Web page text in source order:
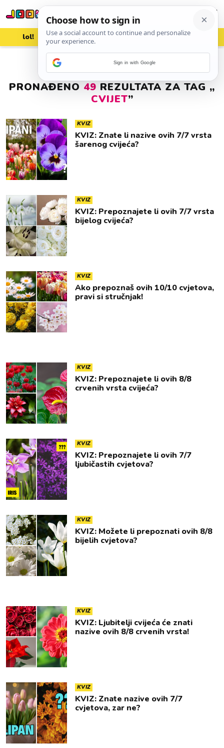
lol! aww vrh! woot?!
PRONAĐENO 49 REZULTATA ZA TAG „
CVIJET”
KVIZ
KVIZ: Znate li nazive ovih 7/7 vrsta
šarenog cvijeća?
KVIZ
⁠KVIZ: Prepoznajete li ovih 7/7 vrsta
bijelog cvijeća?
KVIZ
Ako prepoznaš ovih 10/10 cvjetova,
pravi si stručnjak!
KVIZ
KVIZ: Prepoznajete li ovih 8/8
crvenih vrsta cvijeća?
KVIZ
KVIZ: Prepoznajete li ovih 7/7
ljubičastih cvjetova?
KVIZ
KVIZ: Možete li prepoznati ovih 8/8
bijelih cvjetova?
KVIZ
KVIZ: Ljubitelji cvijeća će znati
nazive ovih 8/8 crvenih vrsta!
KVIZ
KVIZ: Znate nazive ovih 7/7
cvjetova, zar ne?
Sign in with Google